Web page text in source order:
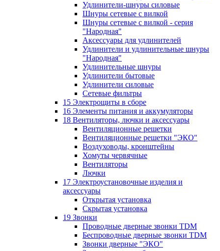
Удлинители-шнуры силовые
Шнуры сетевые с вилкой
Шнуры сетевые с вилкой - серия
"Народная"
Аксессуары для удлинителей
Удлинители и удлинительные шнуры
"Народная"
Удлинительные шнуры
Удлинители бытовые
Удлинители силовые
Сетевые фильтры
15 Электрощиты в сборе
16 Элементы питания и аккумуляторы
18 Вентиляторы, лючки и аксессуары
Вентиляционные решетки
Вентиляционные решетки "ЭКО"
Воздуховоды, кронштейны
Хомуты червячные
Вентиляторы
Лючки
17 Электроустановочные изделия и
аксессуары
Открытая установка
Скрытая установка
19 Звонки
Проводные дверные звонки TDM
Беспроводные дверные звонки TDM
Звонки дверные "ЭКО"